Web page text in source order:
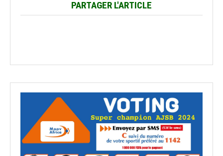
PARTAGER L'ARTICLE